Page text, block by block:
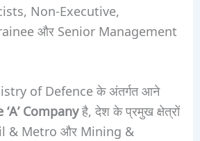
Non-Executive,
और Senior Management
of Defence के अंतर्गत आने
Companyहै, देश के प्रमुख क्षेत्रों
& Metro और Mining &